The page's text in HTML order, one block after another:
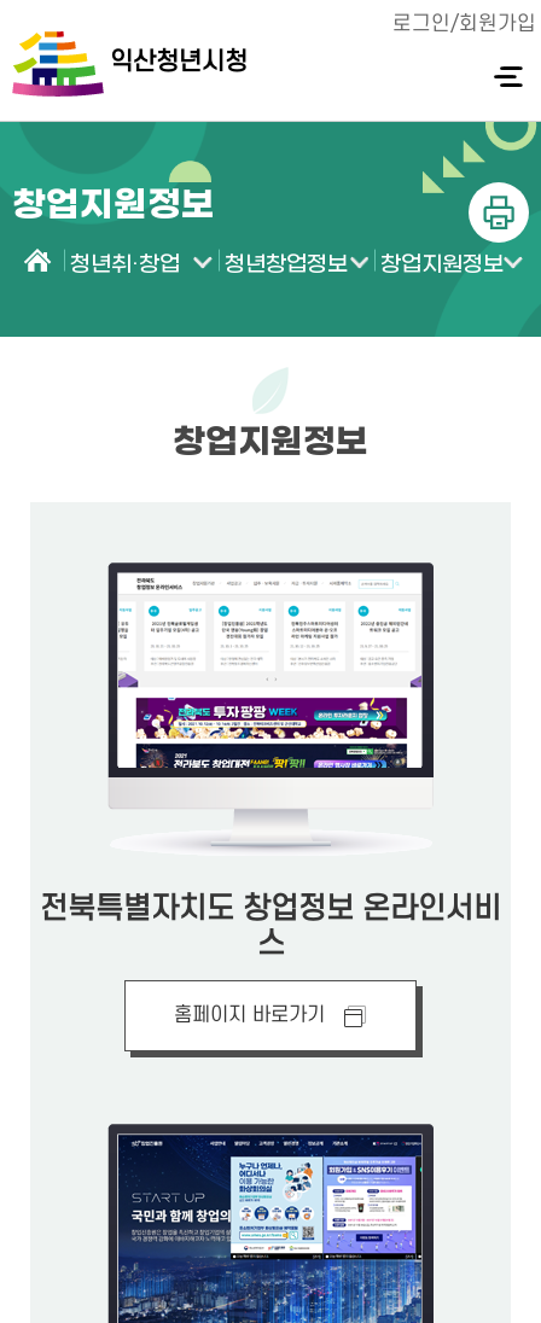
익산청년시청
로그인/회원가입
전체메
뉴 열기
창업지원정보
인쇄
청년취·창업 청년창업정보 창업지원정보
창업지원정보
전북특별자치도 창업정보 온라인서비
스
홈페이지 바로가기